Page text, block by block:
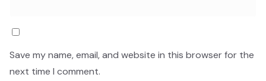
Save my name, email, and website in this browser for the
next time I comment.